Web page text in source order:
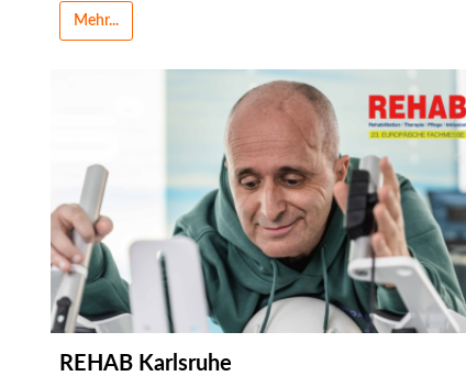
Mehr...
REHAB Karlsruhe